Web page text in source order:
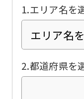
1.エリア名を
2.都道府県を